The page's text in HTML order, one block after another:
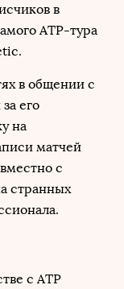
в
ATP-тура
в общении с
его
на
матчей
с
странных
с ATP